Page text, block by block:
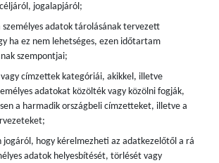
jogalapjáról;
adatok tárolásának tervezett
ha ez nem lehetséges, ezen időtartam
szempontjai;
címzettek kategóriái, akikkel, illetve
adatokat közölték vagy közölni fogják,
a harmadik országbeli címzetteket, illetve a
jogáról, hogy kérelmezheti az adatkezelőtől a rá
adatok helyesbítését, törlését vagy